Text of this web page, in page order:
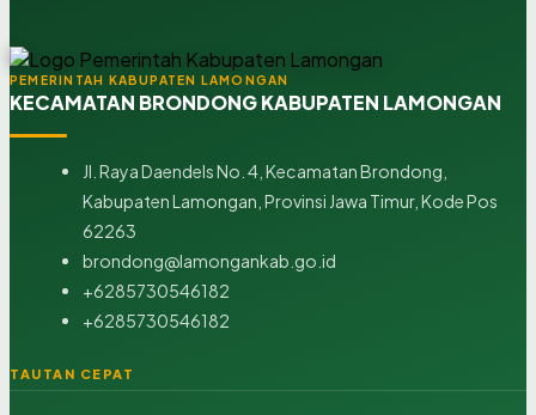
PEMERINTAH KABUPATEN LAMONGAN
KECAMATAN BRONDONG KABUPATEN LAMONGAN
Jl. Raya Daendels No. 4, Kecamatan Brondong,
Kabupaten Lamongan, Provinsi Jawa Timur, Kode Pos
62263
brondong@lamongankab.go.id
+6285730546182
+6285730546182
TAUTAN CEPAT